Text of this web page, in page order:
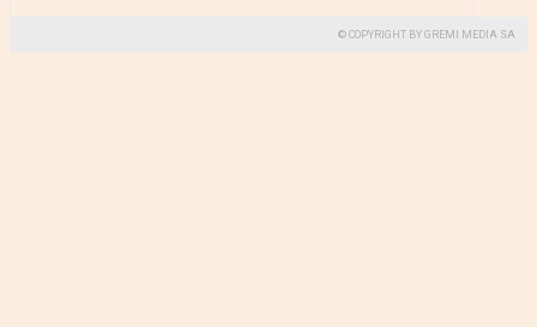
© COPYRIGHT BY GREMI MEDIA SA